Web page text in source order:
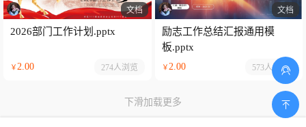
文档
2026部门工作计划.pptx
￥2.00 274人浏览
文档
励志工作总结汇报通用模
板.pptx
￥2.00 573人浏览
下滑加载更多